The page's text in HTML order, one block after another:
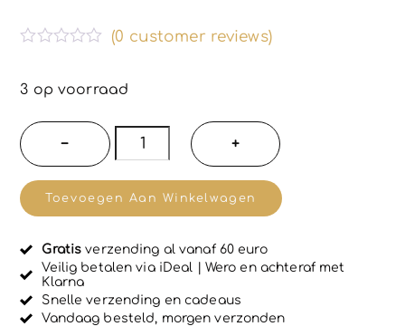
w
r
d
e
r
d
0
i
t
5
(0 customer reviews)
3 op voorraad
−
Ecologische
Horloge
met
band
marmer
+
Toevoegen Aan Winkelwagen
Gratis verzending al vanaf 60 euro
Veilig betalen via iDeal | Wero en achteraf met
Klarna
Snelle verzending en cadeaus
Vandaag besteld, morgen verzonden